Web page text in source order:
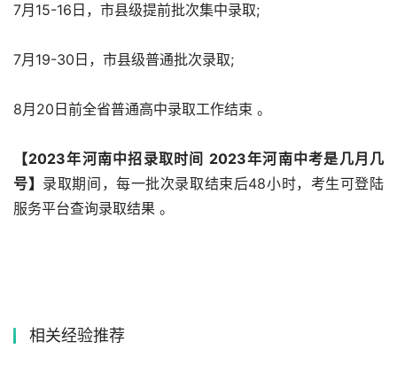
7月15-16日，市县级提前批次集中录取;
7月19-30日，市县级普通批次录取;
8月20日前全省普通高中录取工作结束 。
【2023年河南中招录取时间 2023年河南中考是几月几
号】 录取期间，每一批次录取结束后48小时，考生可登陆
服务平台查询录取结果 。
相关经验推荐